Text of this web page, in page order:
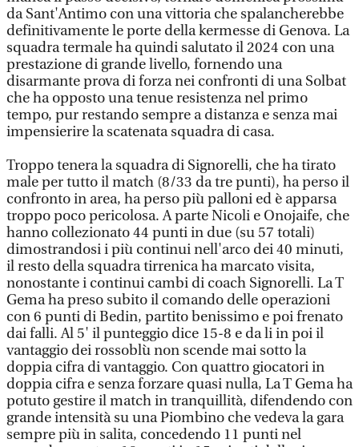
da Sant'Antimo con una vittoria che spalancherebbe
definitivamente le porte della kermesse di Genova. La
squadra termale ha quindi salutato il 2024 con una
prestazione di grande livello, fornendo una
disarmante prova di forza nei confronti di una Solbat
che ha opposto una tenue resistenza nel primo
tempo, pur restando sempre a distanza e senza mai
impensierire la scatenata squadra di casa.
Troppo tenera la squadra di Signorelli, che ha tirato
male per tutto il match (8/33 da tre punti), ha perso il
confronto in area, ha perso più palloni ed è apparsa
troppo poco pericolosa. A parte Nicoli e Onojaife, che
hanno collezionato 44 punti in due (su 57 totali)
dimostrandosi i più continui nell'arco dei 40 minuti,
il resto della squadra tirrenica ha marcato visita,
nonostante i continui cambi di coach Signorelli. La T
Gema ha preso subito il comando delle operazioni
con 6 punti di Bedin, partito benissimo e poi frenato
dai falli. Al 5' il punteggio dice 15-8 e da li in poi il
vantaggio dei rossoblù non scende mai sotto la
doppia cifra di vantaggio. Con quattro giocatori in
doppia cifra e senza forzare quasi nulla, La T Gema ha
potuto gestire il match in tranquillità, difendendo con
grande intensità su una Piombino che vedeva la gara
sempre più in salita, concedendo 11 punti nel